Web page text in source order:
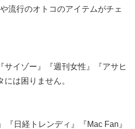
流行のオトコのアイテムがチェ
サイゾー』『週刊女性』『アサヒ
は困りません。
『日経トレンディ』『Mac Fan』